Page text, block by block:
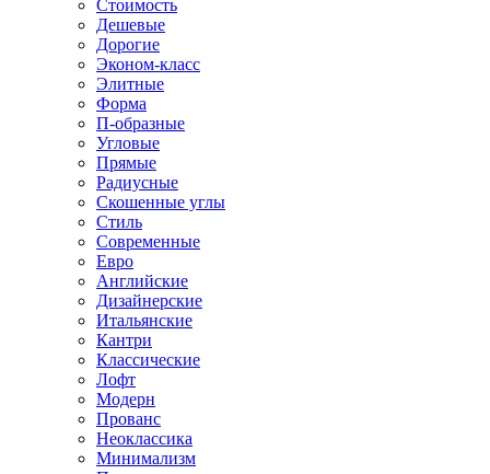
Стоимость
Дешевые
Дорогие
Эконом-класс
Элитные
Форма
П-образные
Угловые
Прямые
Радиусные
Скошенные углы
Стиль
Современные
Евро
Английские
Дизайнерские
Итальянские
Кантри
Классические
Лофт
Модерн
Прованс
Неоклассика
Минимализм